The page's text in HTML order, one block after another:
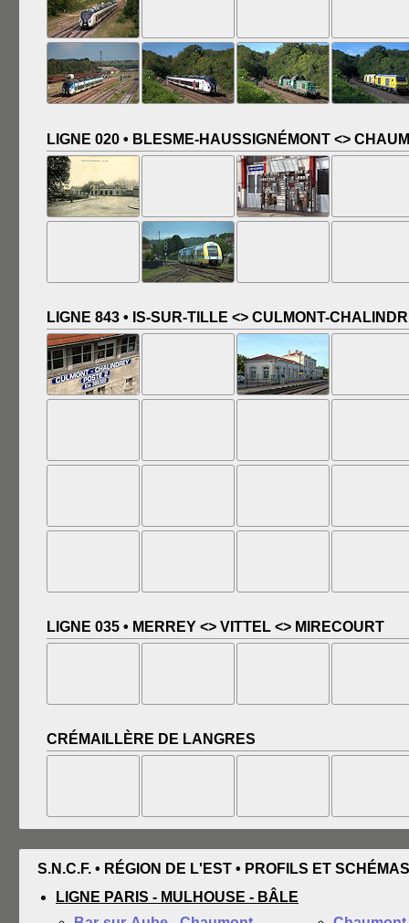
LIGNE 020 • BLESME-HAUSSIGNÉMONT <>
LIGNE 843 • IS-SUR-TILLE <> CULMONT-
LIGNE 035 • MERREY <> VITTEL <> MIRECOURT
CRÉMAILLÈRE DE LANGRES
S.N.C.F. • RÉGION DE L'EST • PROFILS ET
LIGNE PARIS - MULHOUSE - BÂLE